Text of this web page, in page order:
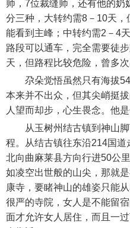
师，7位裁缝师，还有他的奶
分三种，大转约需8－10天
能看到主峰；中转约需2－4
路段可以通车，完全需要徒
天，但路程比较危险，曾多次
尕朵觉悟虽然只有海拔
本来并不出众，但其尖峭挺
人望而却步，心生畏念。他
从玉树州结古镇到神山脚
程。从结古镇往东沿214国
北向曲麻莱县方向行进50公
如凌空出世般的山尖，那就
康寺，要睹神山的雄姿只能
很严的寺院，女人是不能留
面才允许女人居住，而且一